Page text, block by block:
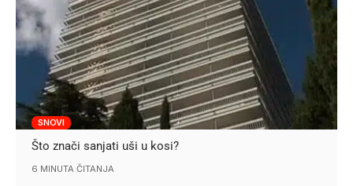
SNOVI
Što znači sanjati uši u kosi?
6 MINUTA ČITANJA